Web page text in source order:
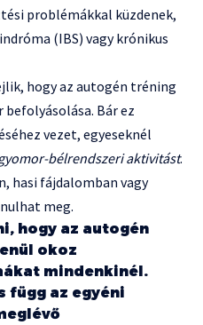
problémákkal küzdenek,
(IBS) vagy krónikus
hogy az autogén tréning
Bár ez
vezet, egyeseknél
bélrendszeri aktivitást.
hasi fájdalomban vagy
meg.
hogy az autogén
okoz
mindenkinél.
függ az egyéni